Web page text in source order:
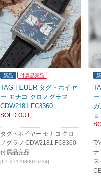
新品 付属品完品
TAG HEUER タグ・ホイヤ
ー モナコ クロノグラフ
CDW2181.FC8360
SOLD OUT
タグ・ホイヤー モナコ クロ
ノグラフ CDW2181.FC8360
付属品完品
[ID: 2717030015734]
ナ
ス